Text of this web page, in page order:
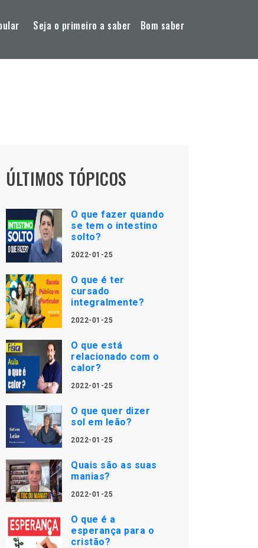
Seja o primeiro a saber Bom saber
ÚLTIMOS TÓPICOS
O que fazer quando
se tem o intestino
solto?
2022-01-25
O que é ter
cursado
integralmente?
2022-01-25
O que está
relacionado com o
calor?
2022-01-25
O que quer dizer
sol em leão?
2022-01-25
Quais são as suas
manias?
2022-01-25
O que é a
esperança para o
cristão?